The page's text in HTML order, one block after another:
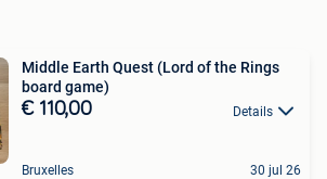
Middle Earth Quest (Lord of the Rings
board game)
€ 110,00 Details
Bruxelles 30 jul 26